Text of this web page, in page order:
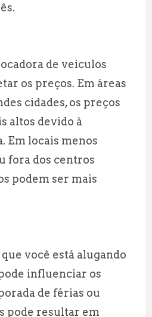
de veículos
os preços. Em áreas
cidades, os preços
altos devido à
Em locais menos
fora dos centros
podem ser mais
você está alugando
influenciar os
de férias ou
pode resultar em